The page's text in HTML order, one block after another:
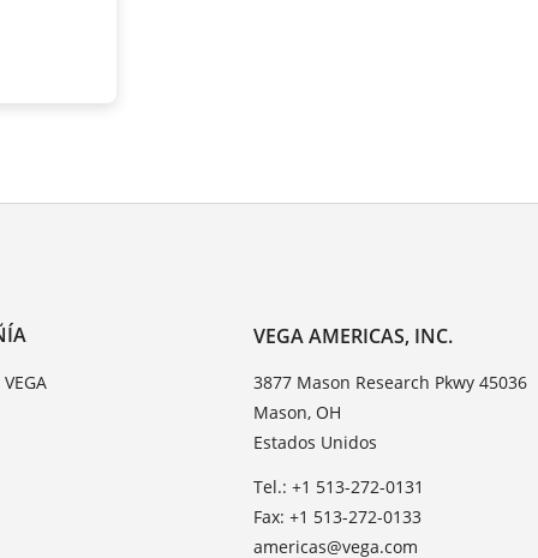
VEGA AMERICAS, INC.
3877 Mason Research Pkwy 45036
Mason, OH
Estados Unidos
Tel.: +1 513-272-0131
Fax: +1 513-272-0133
americas@vega.com